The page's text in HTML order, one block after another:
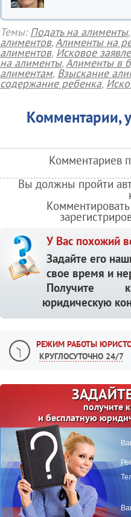
Темы:Подать на алименты
алиментов,Алименты на
алиментов, Исковое
на алименты,Алименты в
алиментам, Взыскание
содержание ребенка,
Комментарии,
Комментариев
Вы должны пройти
У Вас похожий
Задайте его
свое время и
Получите
юридическую
РЕЖИМ РАБОТЫ
КРУГЛОСУТОЧНО 24/7
получите
и бесплатную